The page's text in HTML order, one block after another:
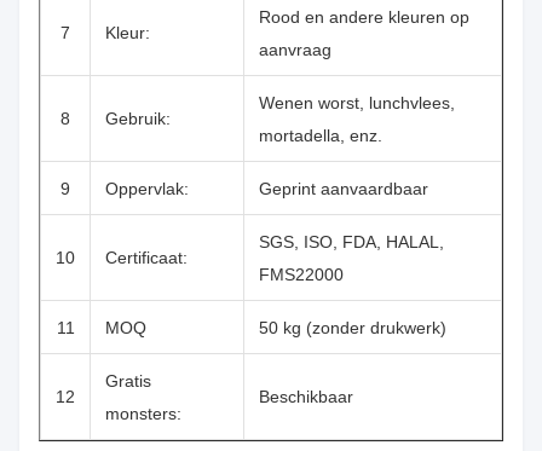
7 Kleur:
Rood en andere kleuren op
aanvraag
8 Gebruik:
Wenen worst, lunchvlees,
mortadella, enz.
9 Oppervlak: Geprint aanvaardbaar
10 Certificaat:
SGS, ISO, FDA, HALAL,
FMS22000
11 MOQ 50 kg (zonder drukwerk)
12
Gratis
monsters:
Beschikbaar